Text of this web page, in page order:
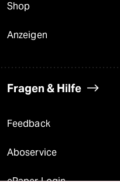
Shop
Anzeigen
Fragen & Hilfe
Feedback
Aboservice